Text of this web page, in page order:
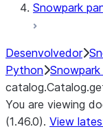
Snowpark
Desenvolvedor
Python Snowpark
You are viewing
(1.46.0). View